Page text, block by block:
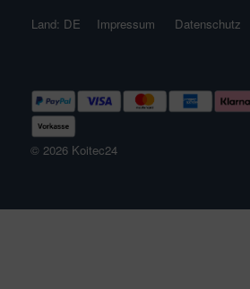
© 2026 Koitec24
Land: DE Impressum Datenschutz